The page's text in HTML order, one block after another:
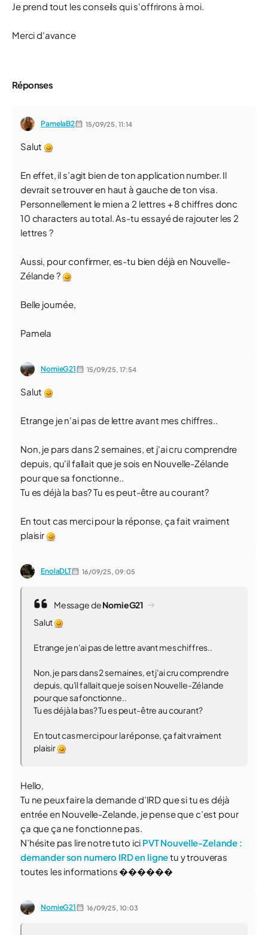
Je prend tout les conseils qui s'offrirons à moi.
Merci d'avance
Réponses
PamelaB2 15/09/25, 11:14
Salut
En effet, il s’agit bien de ton application number. Il
devrait se trouver en haut à gauche de ton visa.
Personnellement le mien a 2 lettres + 8 chiffres donc
10 characters au total. As-tu essayé de rajouter les 2
lettres ?
Aussi, pour confirmer, es-tu bien déjà en Nouvelle-
Zélande ?
Belle journée,
Pamela
NomieG21 15/09/25, 17:54
Salut
Etrange je n'ai pas de lettre avant mes chiffres..
Non, je pars dans 2 semaines, et j'ai cru comprendre
depuis, qu'il fallait que je sois en Nouvelle-Zélande
pour que sa fonctionne..
Tu es déjà la bas? Tu es peut-être au courant?
En tout cas merci pour la réponse, ça fait vraiment
plaisir
EnolaDLT 16/09/25, 09:05
Message deNomieG21
Salut
Etrange je n'ai pas de lettre avant mes chiffres..
Non, je pars dans 2 semaines, et j'ai cru comprendre
depuis, qu'il fallait que je sois en Nouvelle-Zélande
pour que sa fonctionne..
Tu es déjà la bas? Tu es peut-être au courant?
En tout cas merci pour la réponse, ça fait vraiment
plaisir
Hello,
Tu ne peux faire la demande d’IRD que si tu es déjà
entrée en Nouvelle-Zelande, je pense que c’est pour
ça que ça ne fonctionne pas.
N’hésite pas lire notre tuto ici PVT Nouvelle-Zelande :
demander son numero IRD en lignetu y trouveras
toutes les informations ������
NomieG21 16/09/25, 10:03